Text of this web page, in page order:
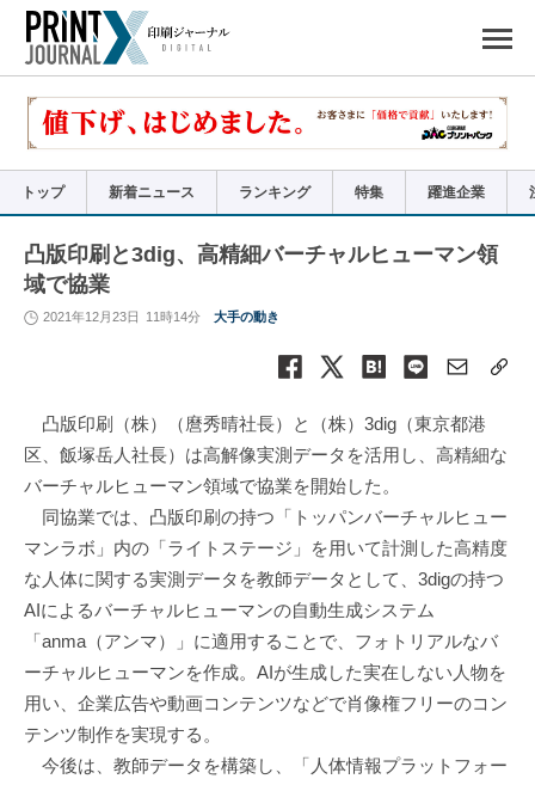
で
リ
トップ 新着ニュース ランキング 特集 躍進企業
凸版印刷と3dig、高精細バーチャルヒューマン領
域で協業
2021年12月23日 11時14分 大手の動き
凸版印刷（株）（麿秀晴社長）と（株）3dig（東京都港
区、飯塚岳人社長）は高解像実測データを活用し、高精細な
バーチャルヒューマン領域で協業を開始した。
同協業では、凸版印刷の持つ「トッパンバーチャルヒュー
マンラボ」内の「ライトステージ」を用いて計測した高精度
な人体に関する実測データを教師データとして、3digの持つ
AIによるバーチャルヒューマンの自動生成システム
「anma（アンマ）」に適用することで、フォトリアルなバ
ーチャルヒューマンを作成。AIが生成した実在しない人物を
用い、企業広告や動画コンテンツなどで肖像権フリーのコン
テンツ制作を実現する。
今後は、教師データを構築し、「人体情報プラットフォー